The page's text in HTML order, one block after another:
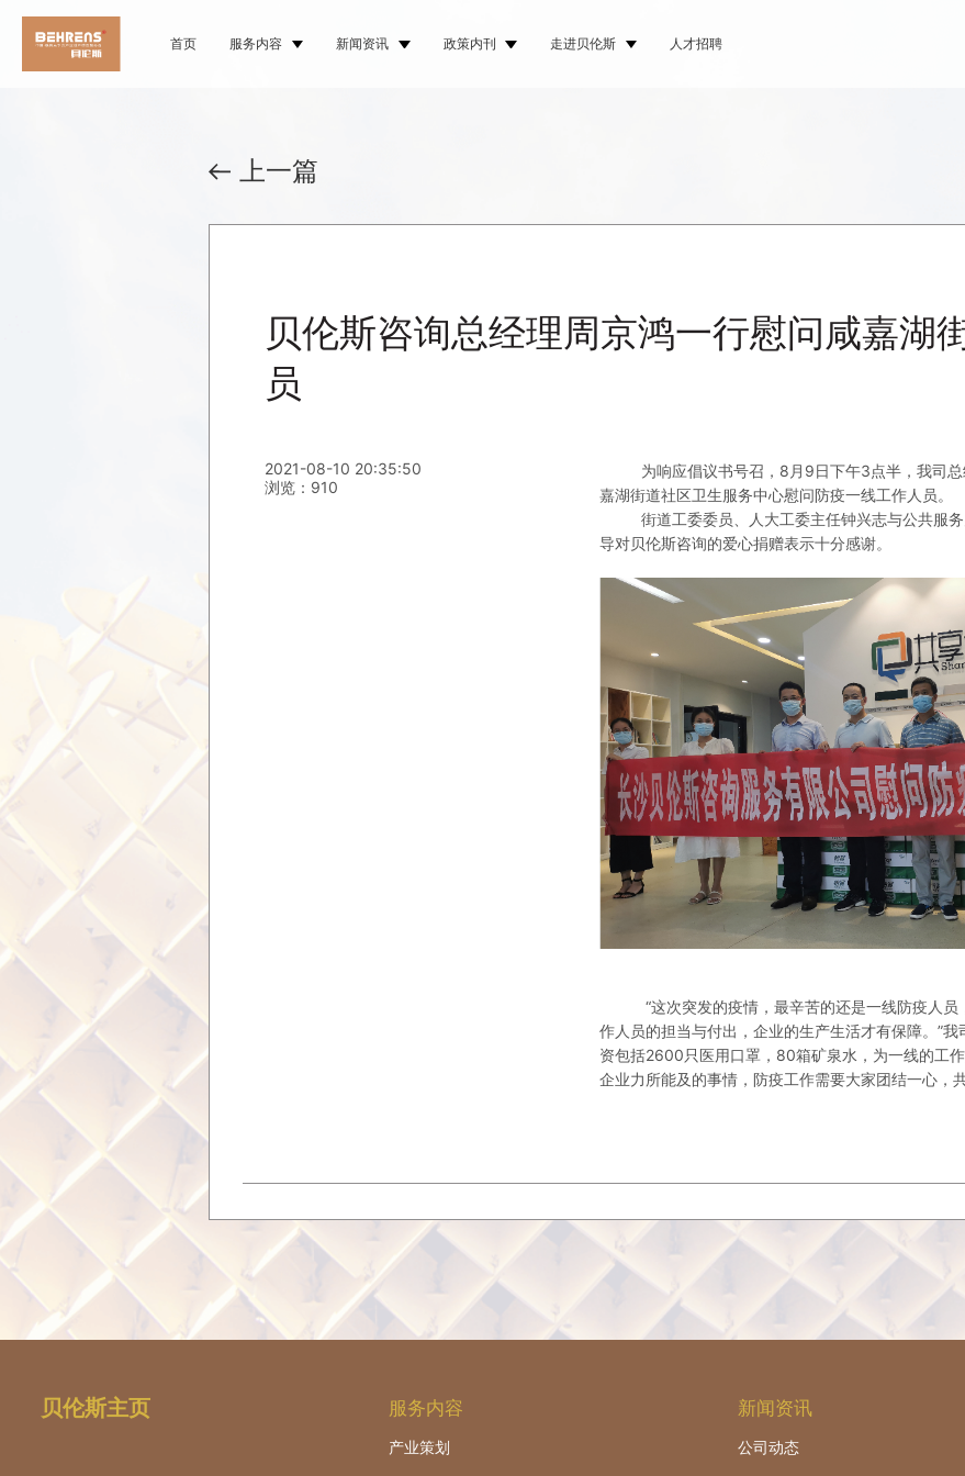
首页 服务内容 新闻资讯 政策内刊 走进贝伦斯 人才招聘
上一篇
贝伦斯咨询总经理周京鸿一行慰问咸嘉湖
员
2021-08-10 20:35:50
浏览：910
为响应倡议书号召，8月9日下午3点半，我司
嘉湖街道社区卫生服务中心慰问防疫一线工作人员。
街道工委委员、人大工委主任钟兴志与公共服
导对贝伦斯咨询的爱心捐赠表示十分感谢。
“这次突发的疫情，最辛苦的还是一线防疫人
作人员的担当与付出，企业的生产生活才有保障。”
资包括2600只医用口罩，80箱矿泉水，为一线的工
企业力所能及的事情，防疫工作需要大家团结一心，共
贝伦斯主页 服务内容
产业策划
新闻资讯
公司动态